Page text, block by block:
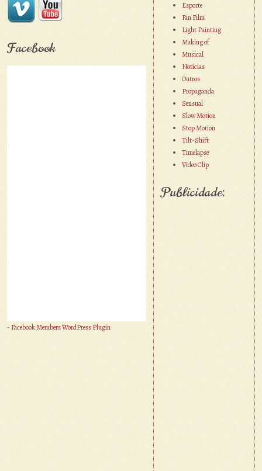
Facebook
- Facebook Members WordPress Plugin
Esporte
Fan Film
Light Painting
Making of
Musical
Notícias
Outros
Propaganda
Sensual
Slow Motion
Stop Motion
Tilt-Shift
Timelapse
Vídeo Clip
Publicidade: